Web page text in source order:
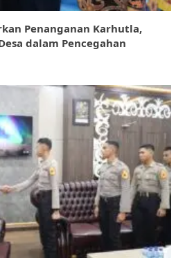
Penanganan Karhutla,
dalam Pencegahan